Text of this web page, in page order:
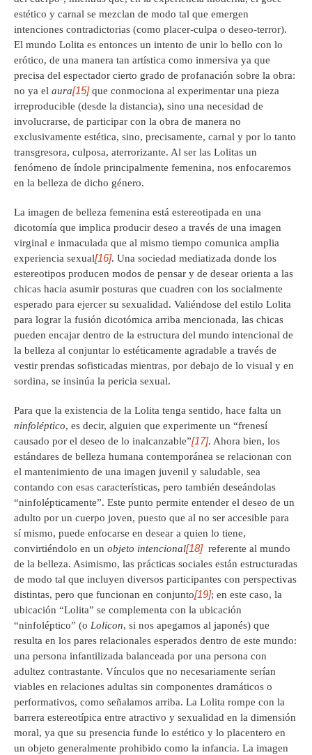
estético y carnal se mezclan de modo tal que emergen
intenciones contradictorias (como placer-culpa o deseo-terror).
El mundo Lolita es entonces un intento de unir lo bello con lo
erótico, de una manera tan artística como inmersiva ya que
precisa del espectador cierto grado de profanación sobre la obra:
no ya el aura[15]que conmociona al experimentar una pieza
irreproducible (desde la distancia), sino una necesidad de
involucrarse, de participar con la obra de manera no
exclusivamente estética, sino, precisamente, carnal y por lo tanto
transgresora, culposa, aterrorizante. Al ser las Lolitas un
fenómeno de índole principalmente femenina, nos enfocaremos
en la belleza de dicho género.
La imagen de belleza femenina está estereotipada en una
dicotomía que implica producir deseo a través de una imagen
virginal e inmaculada que al mismo tiempo comunica amplia
experiencia sexual[16]. Una sociedad mediatizada donde los
estereotipos producen modos de pensar y de desear orienta a las
chicas hacia asumir posturas que cuadren con los socialmente
esperado para ejercer su sexualidad. Valiéndose del estilo Lolita
para lograr la fusión dicotómica arriba mencionada, las chicas
pueden encajar dentro de la estructura del mundo intencional de
la belleza al conjuntar lo estéticamente agradable a través de
vestir prendas sofisticadas mientras, por debajo de lo visual y en
sordina, se insinúa la pericia sexual.
Para que la existencia de la Lolita tenga sentido, hace falta un
ninfoléptico, es decir, alguien que experimente un “frenesí
causado por el deseo de lo inalcanzable”[17]. Ahora bien, los
estándares de belleza humana contemporánea se relacionan con
el mantenimiento de una imagen juvenil y saludable, sea
contando con esas características, pero también deseándolas
“ninfolépticamente”. Este punto permite entender el deseo de un
adulto por un cuerpo joven, puesto que al no ser accesible para
sí mismo, puede enfocarse en desear a quien lo tiene,
convirtiéndolo en un objeto intencional[18]referente al mundo
de la belleza. Asimismo, las prácticas sociales están estructuradas
de modo tal que incluyen diversos participantes con perspectivas
distintas, pero que funcionan en conjunto[19]; en este caso, la
ubicación “Lolita” se complementa con la ubicación
“ninfoléptico” (o Lolicon, si nos apegamos al japonés) que
resulta en los pares relacionales esperados dentro de este mundo:
una persona infantilizada balanceada por una persona con
adultez contrastante. Vínculos que no necesariamente serían
viables en relaciones adultas sin componentes dramáticos o
performativos, como señalamos arriba. La Lolita rompe con la
barrera estereotípica entre atractivo y sexualidad en la dimensión
moral, ya que su presencia funde lo estético y lo placentero en
un objeto generalmente prohibido como la infancia. La imagen